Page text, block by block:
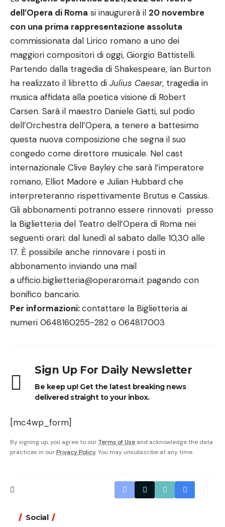
dell’Opera di Roma si inaugurerà il 20 novembre
con una prima rappresentazione assoluta
commissionata dal Lirico romano a uno dei
maggiori compositori di oggi, Giorgio Battistelli.
Partendo dalla tragedia di Shakespeare, Ian Burton
ha realizzato il libretto di Julius Caesar, tragedia in
musica affidata alla poetica visione di Robert
Carsen. Sarà il maestro Daniele Gatti, sul podio
dell’Orchestra dell’Opera, a tenere a battesimo
questa nuova composizione che segna il suo
congedo come direttore musicale. Nel cast
internazionale Clive Bayley che sarà l’imperatore
romano, Elliot Madore e Julian Hubbard che
interpreteranno rispettivamente Brutus e Cassius.
Gli abbonamenti potranno essere rinnovati presso
la Biglietteria del Teatro dell’Opera di Roma nei
seguenti orari: dal lunedì al sabato dalle 10,30 alle
17. È possibile anche rinnovare i posti in
abbonamento inviando una mail
a ufficio.biglietteria@operaroma.it pagando con
bonifico bancario.
Per informazioni:contattare la Biglietteria ai
numeri 0648160255-282 o 064817003
Sign Up For Daily Newsletter
Be keep up! Get the latest breaking news
delivered straight to your inbox.
[mc4wp_form]
By signing up, you agree to ourTerms of Use and acknowledge the data
practices in our Privacy Policy. You may unsubscribe at any time.
Social